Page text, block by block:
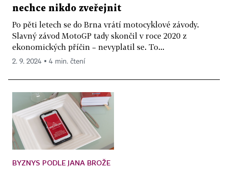
nechce nikdo zveřejnit
Po pěti letech se do Brna vrátí motocyklové závody.
Slavný závod MotoGP tady skončil v roce 2020 z
ekonomických příčin – nevyplatil se. To...
2. 9. 2024 ▪ 4 min. čtení
BYZNYS PODLE JANA BROŽE